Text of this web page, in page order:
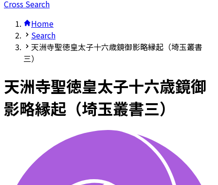
Cross Search
Home
Search
天洲寺聖徳皇太子十六歳鏡御影略縁起（埼玉叢書
三）
天洲寺聖徳皇太子十六歳鏡御
影略縁起（埼玉叢書三）